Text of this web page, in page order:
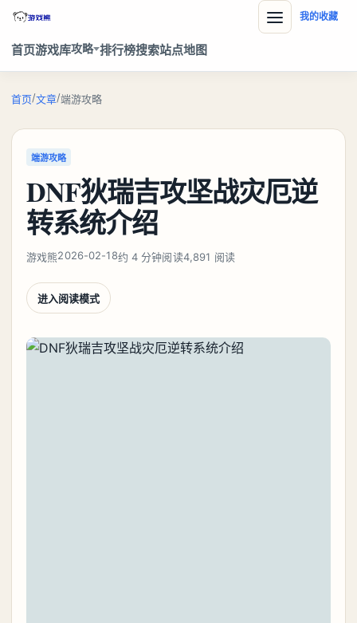
首页游戏库攻略 排行榜搜索站点地图
我的收藏
首页/文章/端游攻略
端游攻略
DNF狄瑞吉攻坚战灾厄逆
转系统介绍
游戏熊2026-02-18约 4 分钟阅读4,891 阅读
进入阅读模式